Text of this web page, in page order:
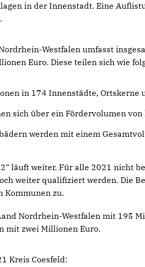
in der Innenstadt. Eine
Westfalen umfasst
Euro. Diese teilen sich wie
in 174 Innenstädte, Ortskerne
sich über ein Fördervolumen
werden mit einem
läuft weiter. Für alle 2021 nicht
weiter qualifiziert werden. Die
Kommunen zu.
Nordrhein-Westfalen mit 195
mit zwei Millionen Euro.
Kreis Coesfeld: